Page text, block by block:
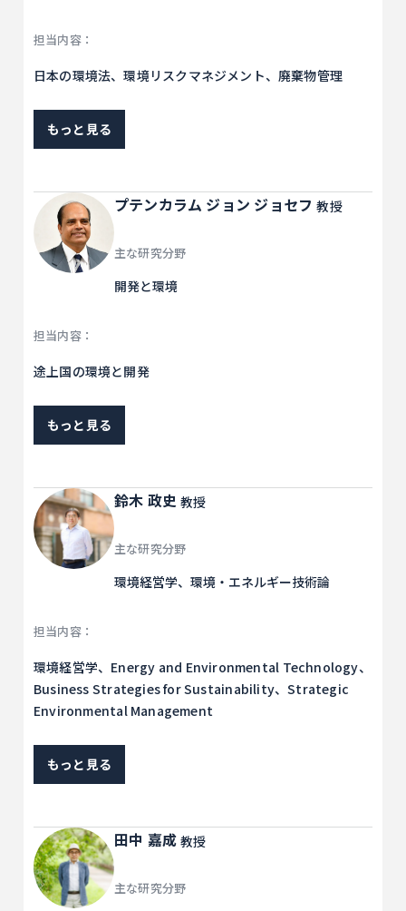
担当内容：
日本の環境法、環境リスクマネジメント、廃棄物管理
もっと見る
プテンカラム ジョン ジョセフ教授
主な研究分野
開発と環境
担当内容：
途上国の環境と開発
もっと見る
鈴木 政史教授
主な研究分野
環境経営学、環境・エネルギー技術論
担当内容：
環境経営学、Energy and Environmental Technology、
Business Strategies for Sustainability、Strategic
Environmental Management
もっと見る
田中 嘉成教授
主な研究分野